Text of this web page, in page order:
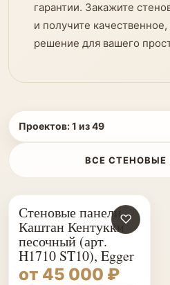
гарантии. Закажите
и получите
решение для вашего
Проектов:1 из49
ВСЕ СТЕНОВЫЕ
♡
Стеновые панели
Каштан Кентукки
песочный (арт.
H1710 ST10), Egger
от 45 000 ₽